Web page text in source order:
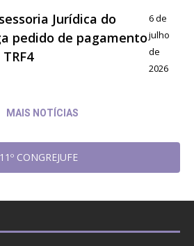
Jurídica do
pedido de pagamento
6 de
julho
de
2026
MAIS NOTÍCIAS
11º CONGREJUFE